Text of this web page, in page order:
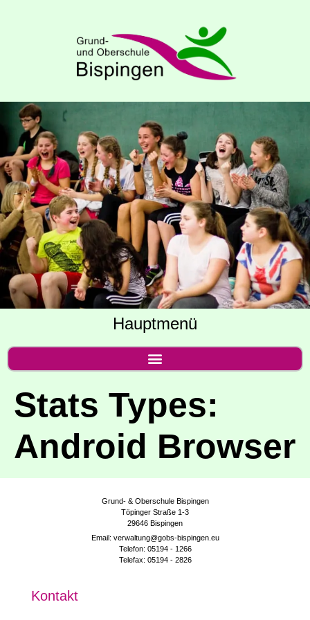
Hauptmenü
Stats Types:
Android Browser
Grund- & Oberschule Bispingen
Töpinger Straße 1-3
29646 Bispingen
Email: verwaltung@gobs-bispingen.eu
Telefon: 05194 - 1266
Telefax: 05194 - 2826
Kon­takt